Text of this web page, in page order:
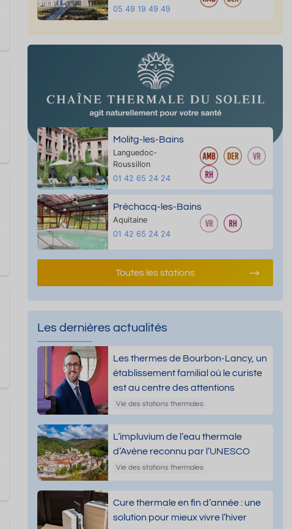
05 49 19 49 49
Molitg-les-Bains
Languedoc-
Roussillon
01 42 65 24 24
Préchacq-les-Bains
Aquitaine
01 42 65 24 24
Toutes les stations
Les dernières actualités
Les thermes de Bourbon-Lancy, un
établissement familial où le curiste
est au centre des attentions
Vie des stations thermales
L’impluvium de l’eau thermale
d’Avène reconnu par l’UNESCO
Vie des stations thermales
Cure thermale en fin d’année : une
solution pour mieux vivre l’hiver